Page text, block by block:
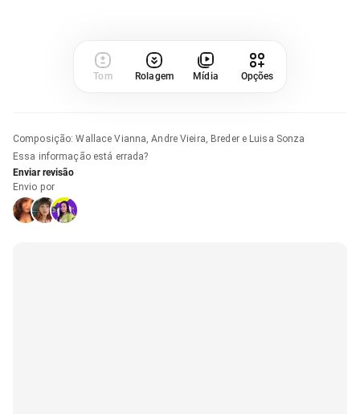
Tom Rolagem Mídia Opções
Composição:Wallace Vianna, Andre Vieira, Breder e Luisa Sonza
Essa informação está errada?
Enviar revisão
Envio por